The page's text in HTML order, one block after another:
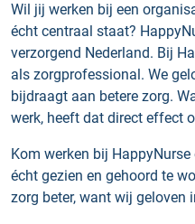
Wil jij werken bij een
écht centraal staat?
verzorgend Nederland. Bij
als zorgprofessional. We
bijdraagt aan betere zorg.
werk, heeft dat direct effect
Kom werken bij
écht gezien en gehoord te
zorg beter, want wij geloven